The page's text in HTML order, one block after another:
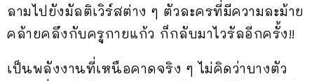
ลามไปยังมัลติเวิร์สต่าง ๆ ตัวละครที่มีความละม้าย
คล้ายคลึงกับครูกายแก้ว ก็กลับมาไวรัลอีกครั้ง!!
เป็นพลังงานที่เหนือคาดจริง ๆ ไม่คิดว่าบางตัว